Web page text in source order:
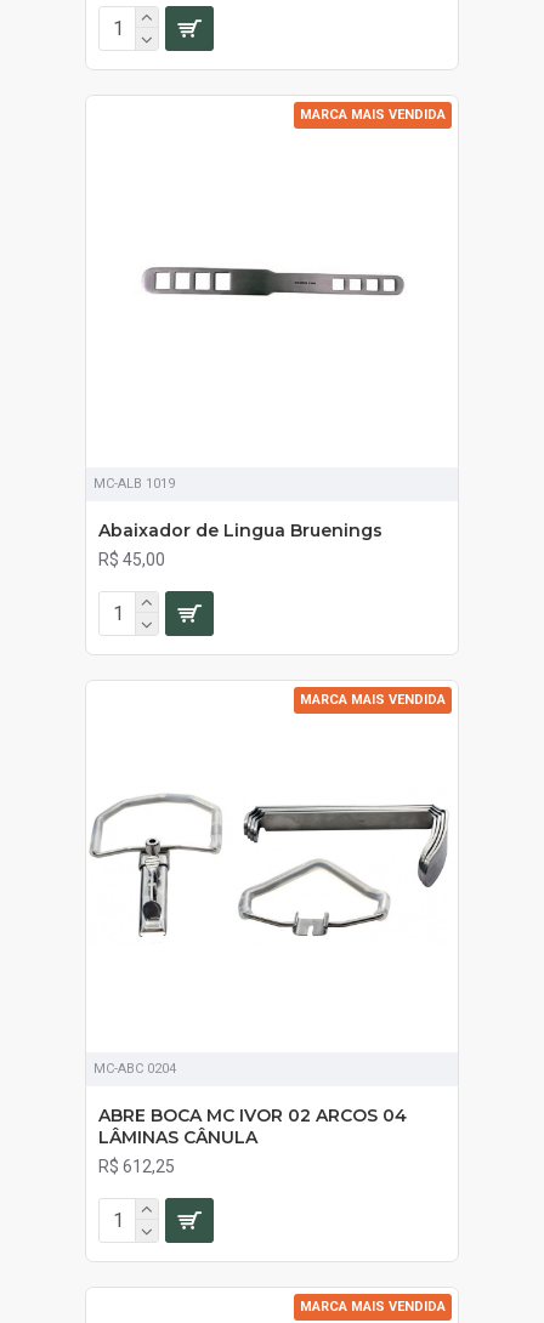
MARCA MAIS VENDIDA
MC-ALB 1019
Abaixador de Lingua Bruenings
R$ 45,00
MARCA MAIS VENDIDA
MC-ABC 0204
ABRE BOCA MC IVOR 02 ARCOS 04
LÂMINAS CÂNULA
R$ 612,25
MARCA MAIS VENDIDA